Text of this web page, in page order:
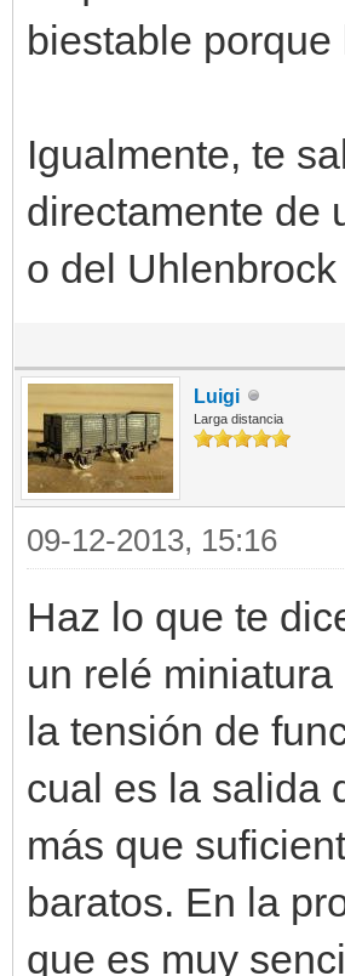
biestable
Igualmente, te
directamente de
o del
Luigi
Larga distancia
09-12-2013, 15:16
Haz lo que te
un relé
la tensión de
cual es la salida
más que
baratos. En la
que es muy